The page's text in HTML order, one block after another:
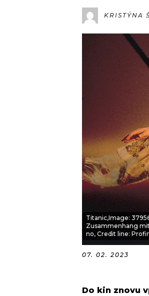
RÁDIOKRISTÝNA
Titanic,Image:
Zusammenhang
no, Credit line:
07. 02. 2023
Do kin znovu